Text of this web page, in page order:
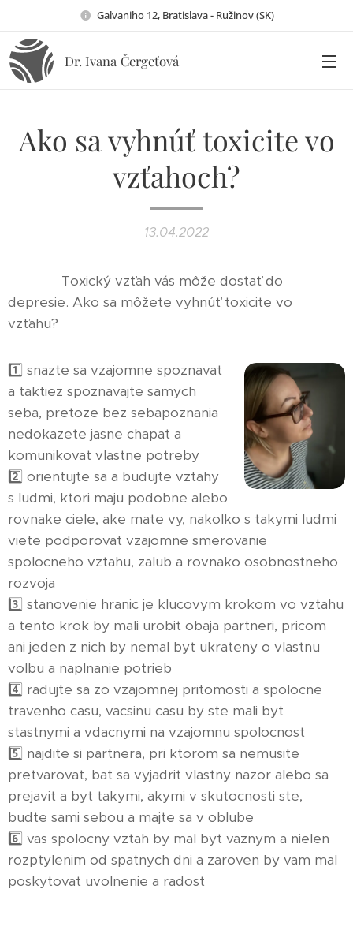
Galvaniho 12, Bratislava - Ružinov (SK)
Dr. Ivana Čergeťová
Ako sa vyhnúť toxicite vo
vzťahoch?
13.04.2022
😨😨😨 Toxický vzťah vás môže dostať do
depresie. Ako sa môžete vyhnúť toxicite vo
vzťahu?
1️⃣ snazte sa vzajomne spoznavat
a taktiez spoznavajte samych
seba, pretoze bez sebapoznania
nedokazete jasne chapat a
komunikovat vlastne potreby
2️⃣ orientujte sa a budujte vztahy
s ludmi, ktori maju podobne alebo
rovnake ciele, ake mate vy, nakolko s takymi ludmi
viete podporovat vzajomne smerovanie
spolocneho vztahu, zalub a rovnako osobnostneho
rozvoja
3️⃣ stanovenie hranic je klucovym krokom vo vztahu
a tento krok by mali urobit obaja partneri, pricom
ani jeden z nich by nemal byt ukrateny o vlastnu
volbu a naplnanie potrieb
4️⃣ radujte sa zo vzajomnej pritomosti a spolocne
travenho casu, vacsinu casu by ste mali byt
stastnymi a vdacnymi na vzajomnu spolocnost
5️⃣ najdite si partnera, pri ktorom sa nemusite
pretvarovat, bat sa vyjadrit vlastny nazor alebo sa
prejavit a byt takymi, akymi v skutocnosti ste,
budte sami sebou a majte sa v oblube
6️⃣ vas spolocny vztah by mal byt vaznym a nielen
rozptylenim od spatnych dni a zaroven by vam mal
poskytovat uvolnenie a radost